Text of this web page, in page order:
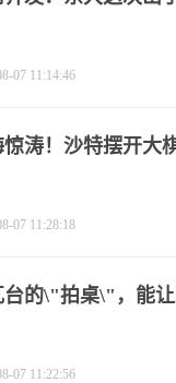
07 11:14:46
惊涛！沙特摆开大
07 11:28:18
台的\"拍桌\"，能让
07 11:22:56